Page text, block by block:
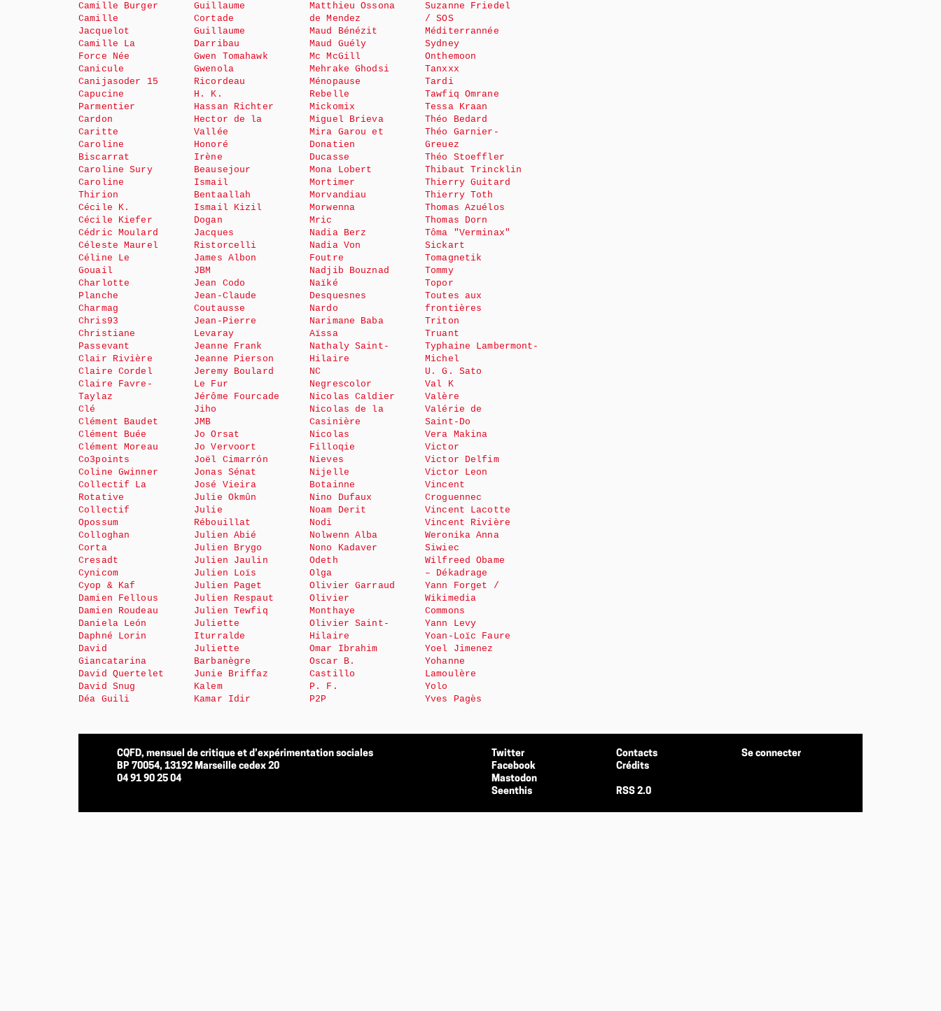
Camille Burger
Camille
Jacquelot
Camille La
Force Née
Canicule
Canijasoder 15
Capucine
Parmentier
Cardon
Caritte
Caroline
Biscarrat
Caroline Sury
Caroline
Thirion
Cécile K.
Cécile Kiefer
Cédric Moulard
Céleste Maurel
Céline Le
Gouail
Charlotte
Planche
Charmag
Chris93
Christiane
Passevant
Clair Rivière
Claire Cordel
Claire Favre-
Taylaz
Clé
Clément Baudet
Clément Buée
Clément Moreau
Co3points
Coline Gwinner
Collectif La
Rotative
Collectif
Opossum
Colloghan
Corta
Cresadt
Cynicom
Cyop & Kaf
Damien Fellous
Damien Roudeau
Daniela León
Daphné Lorin
David
Giancatarina
David Quertelet
David Snug
Déa Guili
Guillaume
Cortade
Guillaume
Darribau
Gwen Tomahawk
Gwenola
Ricordeau
H. K.
Hassan Richter
Hector de la
Vallée
Honoré
Irène
Beausejour
Ismail
Bentaallah
Ismail Kizil
Dogan
Jacques
Ristorcelli
James Albon
JBM
Jean Codo
Jean-Claude
Coutausse
Jean-Pierre
Levaray
Jeanne Frank
Jeanne Pierson
Jeremy Boulard
Le Fur
Jérôme Fourcade
Jiho
JMB
Jo Orsat
Jo Vervoort
Joël Cimarrón
Jonas Sénat
José Vieira
Julie Okmûn
Julie
Rébouillat
Julien Abié
Julien Brygo
Julien Jaulin
Julien Loïs
Julien Paget
Julien Respaut
Julien Tewfiq
Juliette
Iturralde
Juliette
Barbanègre
Junie Briffaz
Kalem
Kamar Idir
Matthieu Ossona
de Mendez
Maud Bénézit
Maud Guély
Mc McGill
Mehrake Ghodsi
Ménopause
Rebelle
Mickomix
Miguel Brieva
Mira Garou et
Donatien
Ducasse
Mona Lobert
Mortimer
Morvandiau
Morwenna
Mric
Nadia Berz
Nadia Von
Foutre
Nadjib Bouznad
Naïké
Desquesnes
Nardo
Narimane Baba
Aïssa
Nathaly Saint-
Hilaire
NC
Negrescolor
Nicolas Caldier
Nicolas de la
Casinière
Nicolas
Filloqie
Nieves
Nijelle
Botainne
Nino Dufaux
Noam Derit
Nodi
Nolwenn Alba
Nono Kadaver
Odeth
Olga
Olivier Garraud
Olivier
Monthaye
Olivier Saint-
Hilaire
Omar Ibrahim
Oscar B.
Castillo
P. F.
P2P
Suzanne Friedel
/ SOS
Méditerrannée
Sydney
Onthemoon
Tanxxx
Tardi
Tawfiq Omrane
Tessa Kraan
Théo Bedard
Théo Garnier-
Greuez
Théo Stoeffler
Thibaut Trincklin
Thierry Guitard
Thierry Toth
Thomas Azuélos
Thomas Dorn
Tôma "Verminax"
Sickart
Tomagnetik
Tommy
Topor
Toutes aux
frontières
Triton
Truant
Typhaine Lambermont-
Michel
U. G. Sato
Val K
Valère
Valérie de
Saint-Do
Vera Makina
Victor
Victor Delfim
Victor Leon
Vincent
Croguennec
Vincent Lacotte
Vincent Rivière
Weronika Anna
Siwiec
Wilfreed Obame
– Dékadrage
Yann Forget /
Wikimedia
Commons
Yann Levy
Yoan-Loïc Faure
Yoel Jimenez
Yohanne
Lamoulère
Yolo
Yves Pagès
CQFD, mensuel de critique et d’expérimentation sociales
BP 70054, 13192 Marseille cedex 20
04 91 90 25 04
Twitter
Facebook
Mastodon
Seenthis
Contacts
Crédits
RSS 2.0
Se connecter